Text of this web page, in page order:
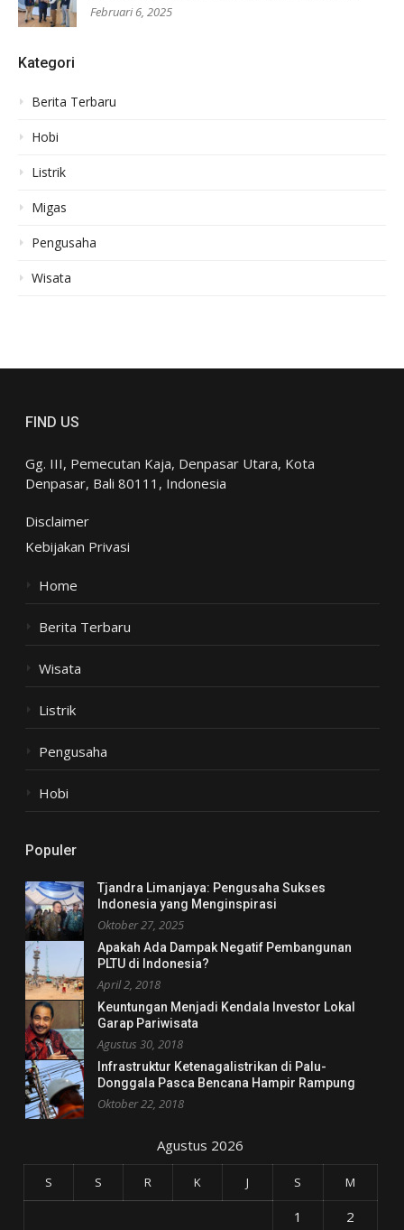
Februari 6, 2025
Kategori
Berita Terbaru
Hobi
Listrik
Migas
Pengusaha
Wisata
FIND US
Gg. III, Pemecutan Kaja, Denpasar Utara, Kota
Denpasar, Bali 80111, Indonesia
Disclaimer
Kebijakan Privasi
Home
Berita Terbaru
Wisata
Listrik
Pengusaha
Hobi
Populer
Tjandra Limanjaya: Pengusaha Sukses
Indonesia yang Menginspirasi
Oktober 27, 2025
Apakah Ada Dampak Negatif Pembangunan
PLTU di Indonesia?
April 2, 2018
Keuntungan Menjadi Kendala Investor Lokal
Garap Pariwisata
Agustus 30, 2018
Infrastruktur Ketenagalistrikan di Palu-
Donggala Pasca Bencana Hampir Rampung
Oktober 22, 2018
Agustus 2026
S S R K J S M
1 2